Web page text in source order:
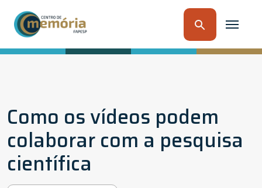
Como os vídeos podem
colaborar com a pesquisa
científica